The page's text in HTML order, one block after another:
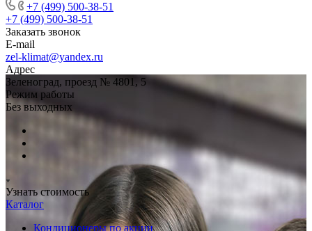
+7 (499) 500-38-51
+7 (499) 500-38-51
Заказать звонок
E-mail
zel-klimat@yandex.ru
Адрес
Зеленоград, проезд № 4801, 5
Режим работы
Без выходных
Узнать стоимость
Каталог
Кондиционеры по акции